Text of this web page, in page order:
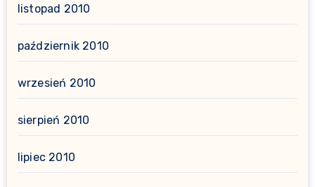
listopad 2010
październik 2010
wrzesień 2010
sierpień 2010
lipiec 2010